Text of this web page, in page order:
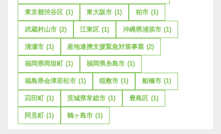
東京都渋谷区 (1) 東大阪市 (1) 柏市 (1)
武蔵村山市 (2) 江東区 (1) 沖縄県浦添市 (1)
清瀬市 (1) 産地連携支援緊急対策事業 (2)
福岡県岡垣町 (1) 福岡県糸島市 (1)
福島県会津若松市 (1) 稲敷市 (1) 船橋市 (1)
苅田町 (1) 茨城県常総市 (1) 豊島区 (1)
阿見町 (1) 鶴ヶ島市 (1)